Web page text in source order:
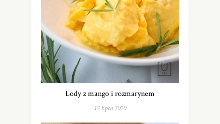
Lody z mango i rozmarynem
17 lipca 2020